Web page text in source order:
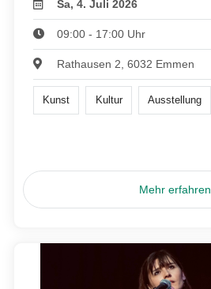
Sa, 4. Juli 2026
09:00 - 17:00 Uhr
Rathausen 2, 6032 Emmen
Kunst Kultur Ausstellung
Mehr erfahren